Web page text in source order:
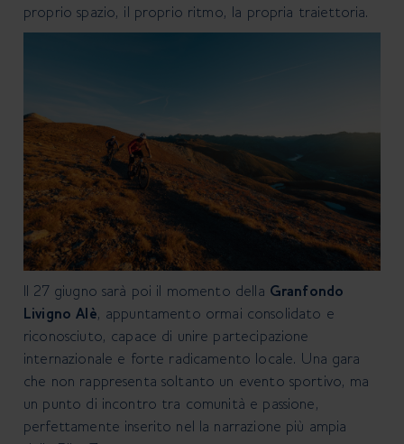
proprio spazio, il proprio ritmo, la propria traiettoria.
Il 27 giugno sarà poi il momento della Granfondo
Livigno Alè, appuntamento ormai consolidato e
riconosciuto, capace di unire partecipazione
internazionale e forte radicamento locale. Una gara
che non rappresenta soltanto un evento sportivo, ma
un punto di incontro tra comunità e passione,
perfettamente inserito nel la narrazione più ampia